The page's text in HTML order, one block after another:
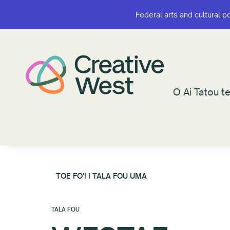
Federal arts and cultural
O Ai Tatou
Federal arts and cultural
O Ai Tatou
TOE FO'I I TALA FOU UMA
TALA FOU